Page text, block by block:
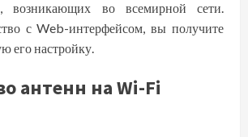
возникающих во всемирной сети.
с Web-интерфейсом, вы получите
его настройку.
антенн на Wi-Fi